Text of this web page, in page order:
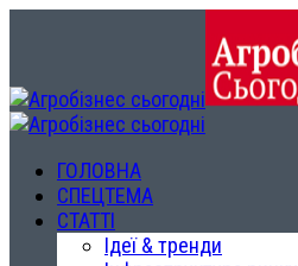
ГОЛОВНА
СПЕЦТЕМА
СТАТТІ
Ідеї & тренди